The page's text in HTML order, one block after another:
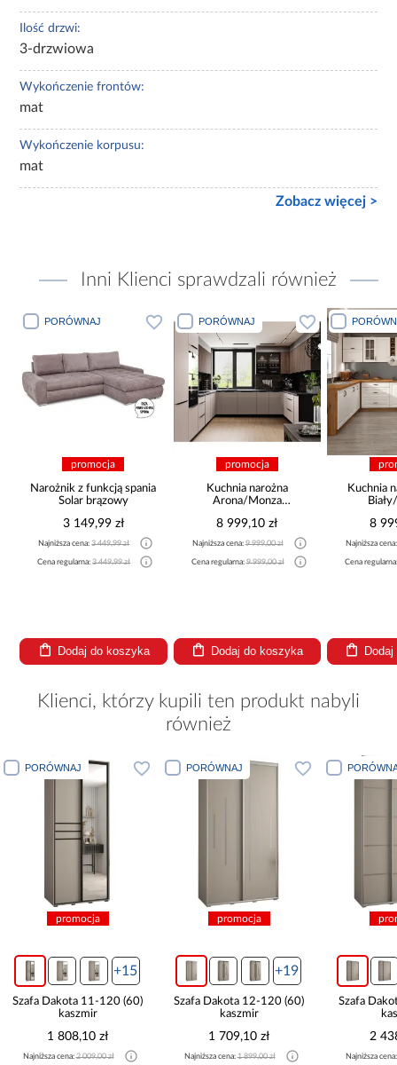
Ilość drzwi:
3-drzwiowa
Wykończenie frontów:
mat
Wykończenie korpusu:
mat
Zobacz więcej >
Inni Klienci sprawdzali również
PORÓWNAJ
promocja
Narożnik z funkcją spania
Solar brązowy
3 149,99 zł
Najniższa cena:3 449,99 zł
Cena regularna:3 449,99 zł
Dodaj do koszyka
PORÓWNAJ
promocja
Kuchnia narożna
Arona/Monza
8 999,10 zł
Najniższa cena:9 999,00 zł
Cena regularna:9 999,00 zł
Dodaj do koszyka
Kuchnia
8
Najniższa
Cena
Klienci, którzy kupili ten produkt nabyli
również
(60)
PORÓWNAJ
promocja
Szafa Dakota 12-120 (60)
1 709,10 zł
Najniższa cena: 1 899,00 zł
PORÓWNAJ
promocja
Szafa Dakota 4-180 (45)
2 438,10 zł
Najniższa cena: 2 709,00 zł